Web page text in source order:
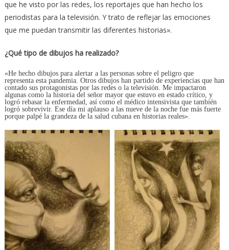
que he visto por las redes, los reportajes que han hecho los
periodistas para la televisión. Y trato de reflejar las emociones
que me puedan transmitir las diferentes historias».
¿Qué tipo de dibujos ha realizado?
«He hecho dibujos para alertar a las personas sobre el peligro que
representa esta pandemia. Otros dibujos han partido de experiencias que han
contado sus protagonistas por las redes o la televisión. Me impactaron
algunas como la historia del señor mayor que estuvo en estado crítico, y
logró rebasar la enfermedad, así como el médico intensivista que también
logró sobrevivir. Ese día mi aplauso a las nueve de la noche fue más fuerte
porque palpé la grandeza de la salud cubana en historias reales».